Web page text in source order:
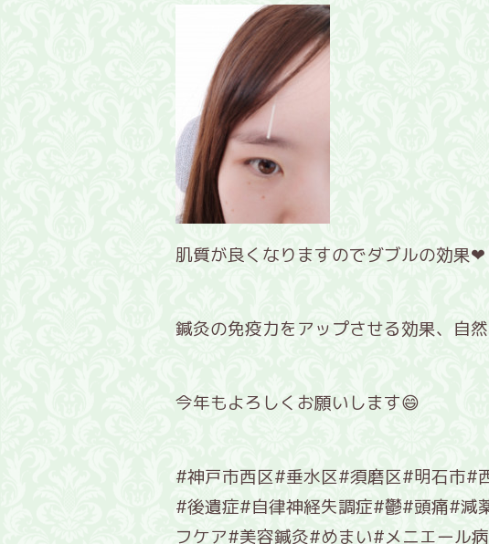
肌質が良くなりますのでダブルの効果❤
鍼灸の免疫力をアップさせる効果、自
今年もよろしくお願いします😄
#神戸市西区#垂水区#須磨区#明石市#
#後遺症#自律神経失調症#鬱#頭痛#減
フケア#美容鍼灸#めまい#メニエール